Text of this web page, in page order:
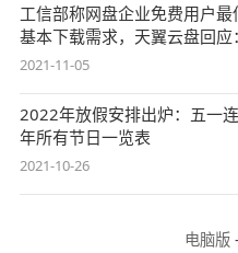
工信部称网盘企业免费用户最
基本下载需求，天翼云盘回应
始终
2021-11-05
2022年放假安排出炉：五一
年所有节日一览表
2021-10-26
电脑版-